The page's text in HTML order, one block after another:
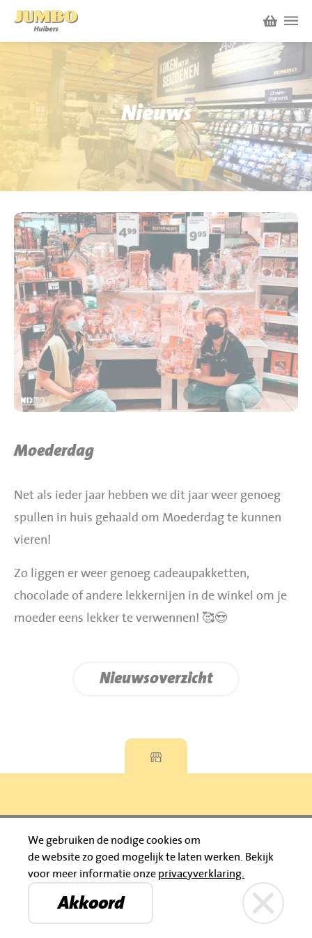
Winkels
P.W.A. Park
Bruïneplein
Nieuws
Acties
Werken bij Jumbo Huibers
Vacatures en Solliciteren
Werken en leren
Jumbo.com
BBQ gigant webshop
Jumbo Huibers Specials
© 2026 Jumbo Huibers
Nieuws
Moederdag
Net als ieder jaar hebben we dit jaar weer genoeg
spullen in huis gehaald om Moederdag te kunnen
vieren!
Zo liggen er weer genoeg cadeaupakketten,
chocolade of andere lekkernijen in de winkel om je
moeder eens lekker te verwennen! 🥰😍
Nieuwsoverzicht
Bruïneplein Petenbos
Privacyverklaring
© 2026 Jumbo Huibers
IBAN: NL92 RABO 0395111021
Jumbo Huibers
We gebruiken de nodige cookies om
de website zo goed mogelijk te laten werken.
Bekijk
voor meer informatie onze privacyverklaring.
Akkoord